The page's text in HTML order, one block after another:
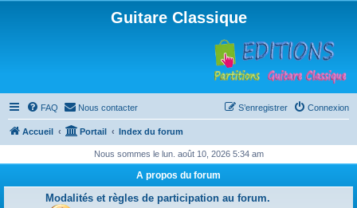
Guitare Classique
FAQ Nous contacter Connexion
S’enregistrer
Accueil Portail Index du forum
Nous sommes le lun. août 10, 2026 5:34 am
A propos du forum
Modalités et règles de participation au forum.